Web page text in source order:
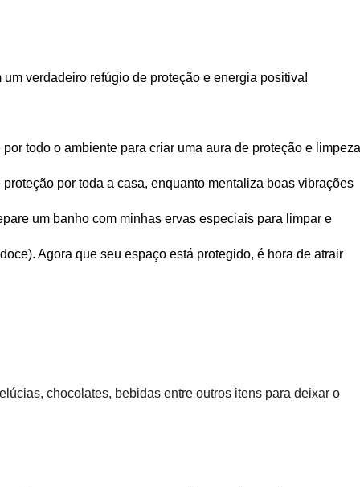
verdadeiro refúgio de proteção e energia positiva!
todo o ambiente para criar uma aura de proteção e limpeza
por toda a casa, enquanto mentaliza boas vibrações
um banho com minhas ervas especiais para limpar e
Agora que seu espaço está protegido, é hora de atrair
chocolates, bebidas entre outros itens para deixar o